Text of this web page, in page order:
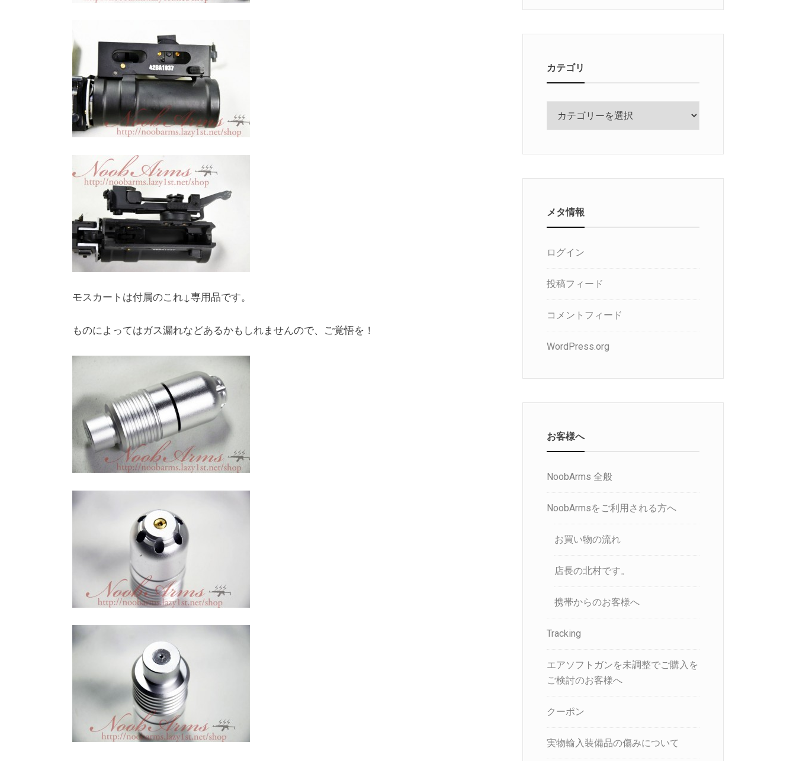
モスカートは付属のこれ↓専用品です。
ものによってはガス漏れなどあるかもしれませんので、ご覚悟を！
カテゴリ
リ
メタ情報
ログイン
投稿フィード
コメントフィード
WordPress.org
お客様へ
NoobArms 全般
NoobArmsをご利用される方へ
お買い物の流れ
店長の北村です。
携帯からのお客様へ
Tracking
エアソフトガンを未調整でご購入を
ご検討のお客様へ
クーポン
実物輸入装備品の傷みについて